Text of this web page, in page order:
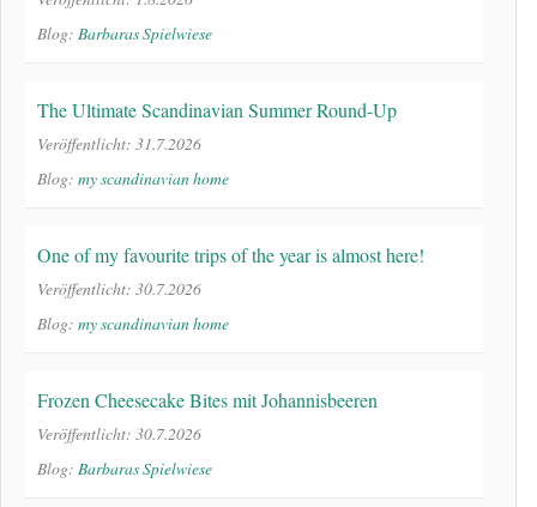
Blog: Barbaras Spielwiese
The Ultimate Scandinavian Summer Round-Up
Veröffentlicht: 31.7.2026
Blog: my scandinavian home
One of my favourite trips of the year is almost here!
Veröffentlicht: 30.7.2026
Blog: my scandinavian home
Frozen Cheesecake Bites mit Johannisbeeren
Veröffentlicht: 30.7.2026
Blog: Barbaras Spielwiese